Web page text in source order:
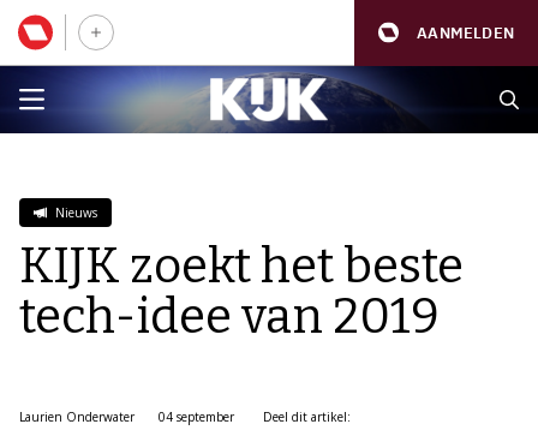
AANMELDEN
Nieuws
KIJK zoekt het beste
tech-idee van 2019
Laurien Onderwater
04 september
Deel dit artikel: